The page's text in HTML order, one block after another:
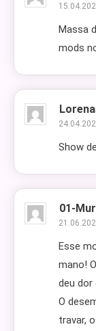
Massa
mods
Show
01-
Esse
mano!
deu dor
O
travar,